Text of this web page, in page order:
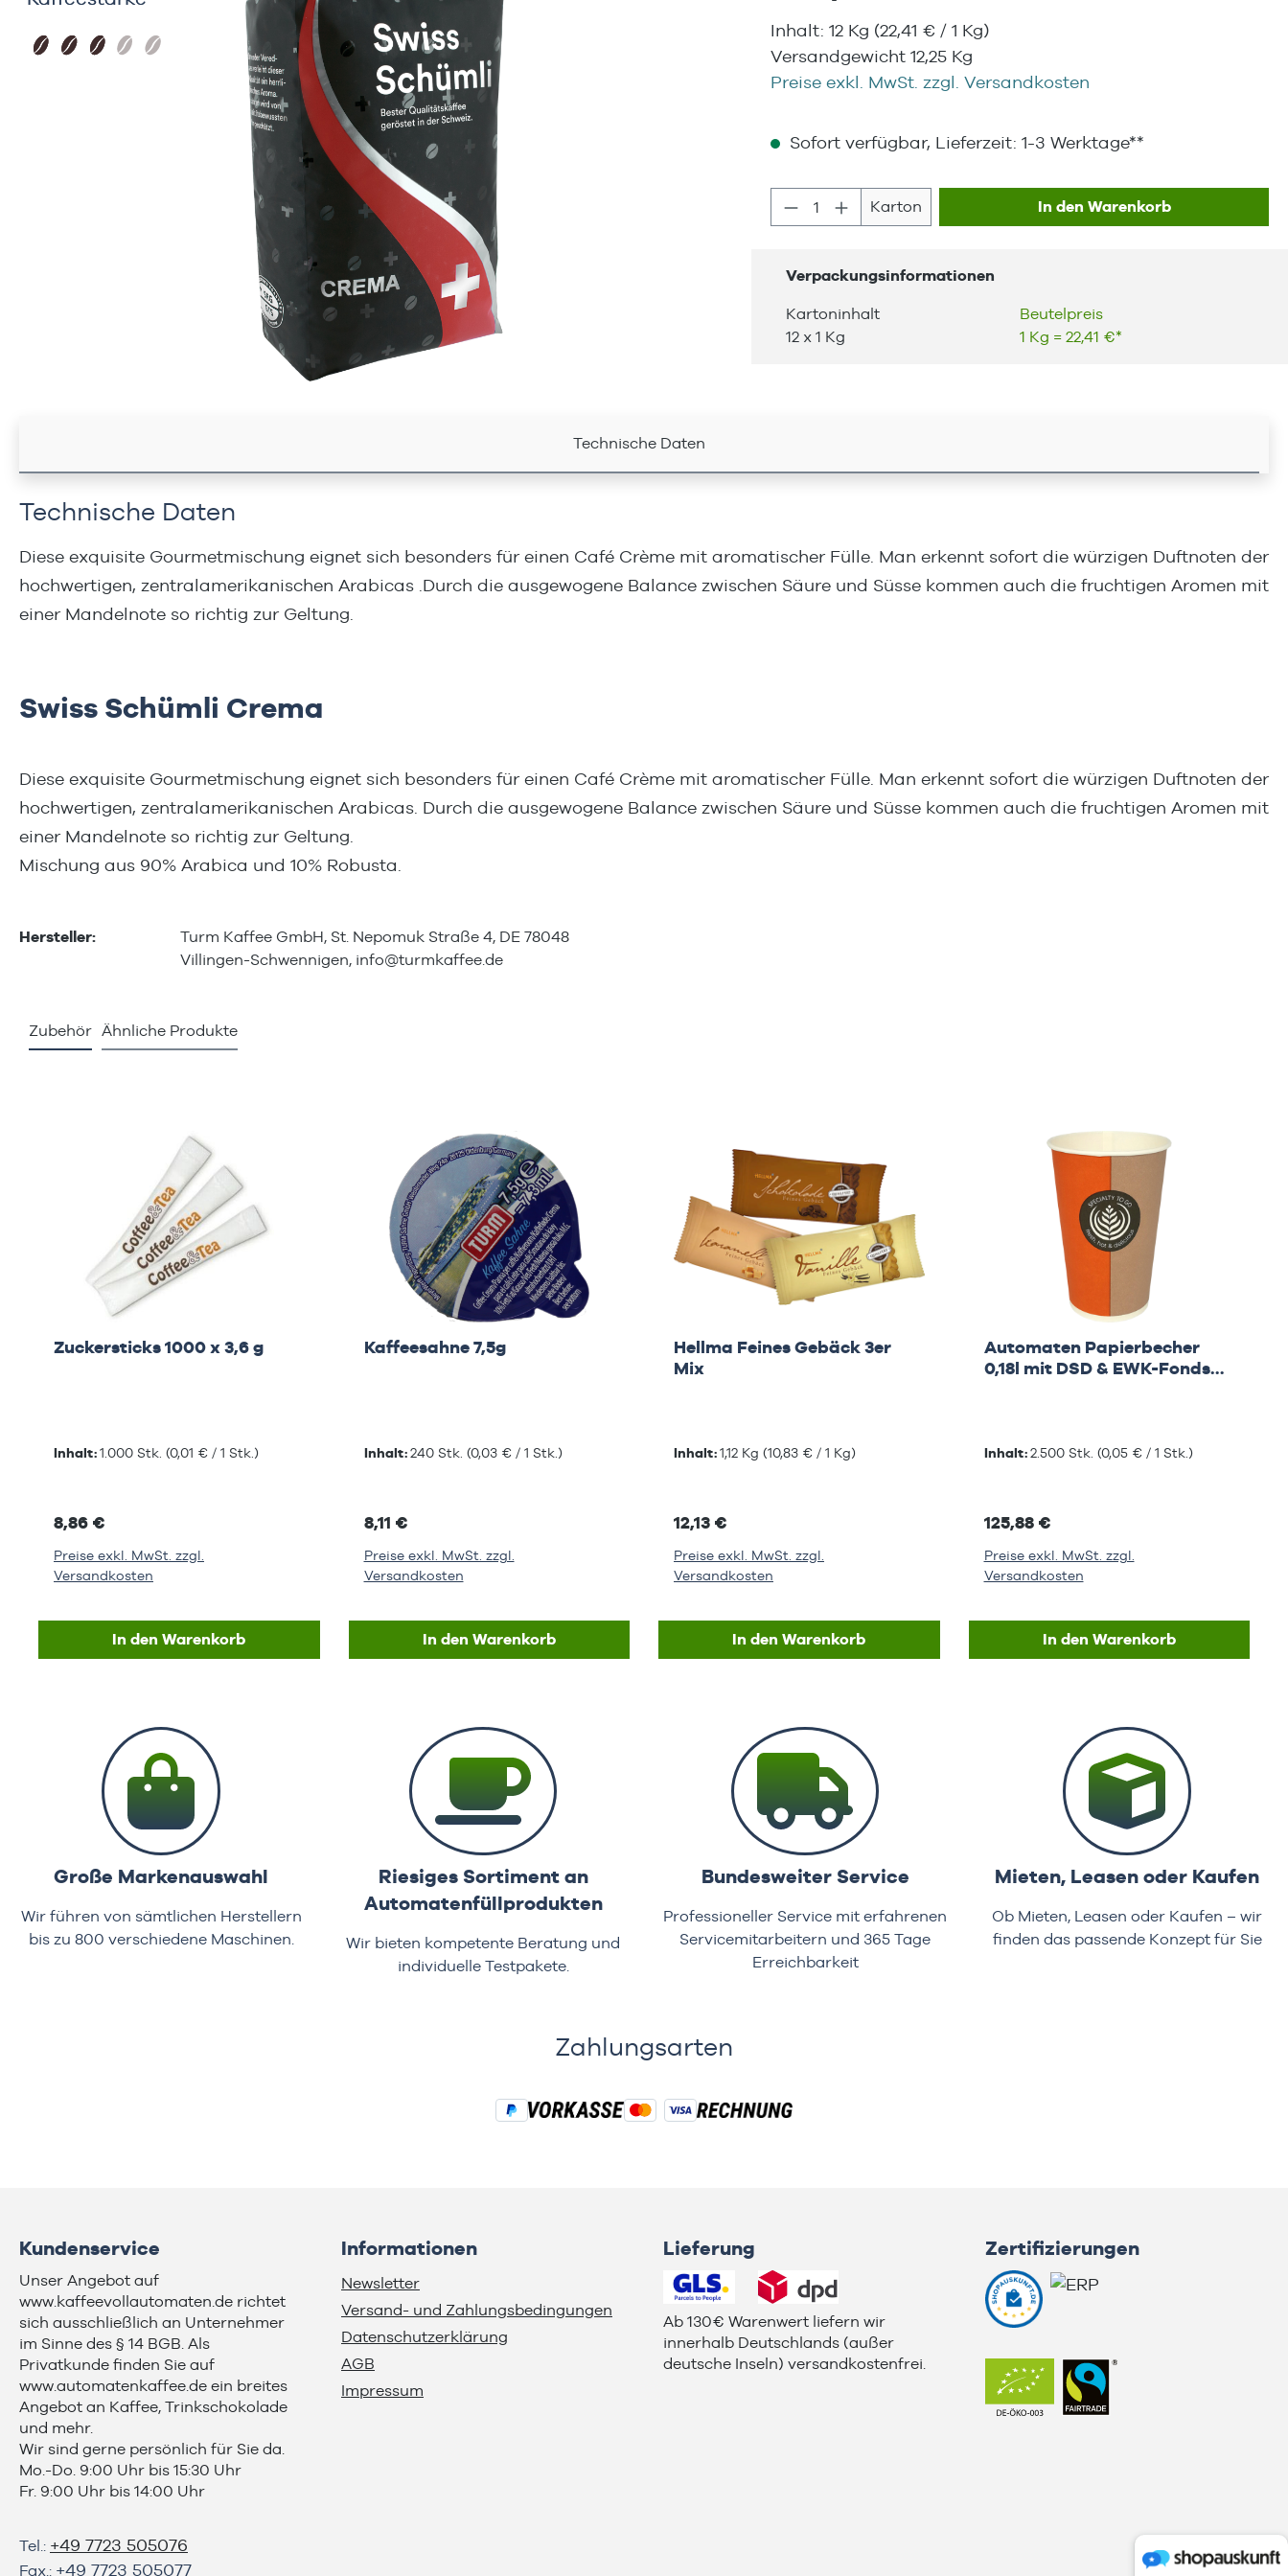
Inhalt: 12 Kg (22,41 € / 1 Kg)
Versandgewicht 12,25 Kg
Preise exkl. MwSt. zzgl. Versandkosten
Sofort verfügbar, Lieferzeit: 1-3 Werktage**
Produkt Anzahl: Gib den gewünschten Wert
Karton In den Warenkorb
Verpackungsinformationen
Kartoninhalt
12 x 1 Kg
Beutelpreis
1 Kg = 22,41 €*
Technische Daten
Technische Daten
Diese exquisite Gourmetmischung eignet sich besonders für einen Café Crème mit aromatischer Fülle. Man erkennt sofort die würzigen Duftnoten der
hochwertigen, zentralamerikanischen Arabicas .Durch die ausgewogene Balance zwischen Säure und Süsse kommen auch die fruchtigen Aromen mit
einer Mandelnote so richtig zur Geltung.
Swiss Schümli Crema
Diese exquisite Gourmetmischung eignet sich besonders für einen Café Crème mit aromatischer Fülle. Man erkennt sofort die würzigen Duftnoten der
hochwertigen, zentralamerikanischen Arabicas. Durch die ausgewogene Balance zwischen Säure und Süsse kommen auch die fruchtigen Aromen mit
einer Mandelnote so richtig zur Geltung.
Mischung aus 90% Arabica und 10% Robusta.
Hersteller:
Turm Kaffee GmbH, St. Nepomuk Straße 4, DE 78048
Villingen-Schwennigen, info@turmkaffee.de
Zubehör Ähnliche Produkte
Zuckersticks 1000 x 3,6 g
Inhalt:1.000 Stk. (0,01 € / 1 Stk.)
8,86 €
Preise exkl. MwSt. zzgl.
Versandkosten
In den Warenkorb
Kaffeesahne 7,5g
Inhalt:240 Stk. (0,03 € / 1 Stk.)
8,11 €
Preise exkl. MwSt. zzgl.
Versandkosten
In den Warenkorb
Hellma Feines Gebäck 3er
Mix
Inhalt:1,12 Kg (10,83 € / 1 Kg)
12,13 €
Preise exkl. MwSt. zzgl.
Versandkosten
In den Warenkorb
Automaten Papierbecher
0,18l mit DSD & EWK-Fonds
Inhalt:2.500 Stk. (0,05 € / 1 Stk.)
125,88 €
Preise exkl. MwSt. zzgl.
Versandkosten
In den Warenkorb
Große Markenauswahl
Wir führen von sämtlichen Herstellern
bis zu 800 verschiedene Maschinen.
Riesiges Sortiment an
Automatenfüllprodukten
Wir bieten kompetente Beratung und
individuelle Testpakete.
Bundesweiter Service
Professioneller Service mit erfahrenen
Servicemitarbeitern und 365 Tage
Erreichbarkeit
Mieten, Leasen oder Kaufen
Ob Mieten, Leasen oder Kaufen – wir
finden das passende Konzept für Sie
Zahlungsarten
Kundenservice
Unser Angebot auf
www.kaffeevollautomaten.de richtet
sich ausschließlich an Unternehmer
im Sinne des § 14 BGB. Als
Privatkunde finden Sie auf
www.automatenkaffee.de ein breites
Angebot an Kaffee, Trinkschokolade
und mehr.
Wir sind gerne persönlich für Sie da.
Mo.-Do. 9:00 Uhr bis 15:30 Uhr
Fr. 9:00 Uhr bis 14:00 Uhr
Tel.: +49 7723 505076
Fax.: +49 7723 505077
Informationen
Newsletter
Versand- und Zahlungsbedingungen
Datenschutzerklärung
AGB
Impressum
Lieferung
Ab 130€ Warenwert liefern wir
innerhalb Deutschlands (außer
deutsche Inseln) versandkostenfrei.
Zertifizierungen